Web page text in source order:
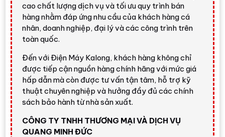
C5 nổi bật hơn nhờα9 AI Processor 4K Gen8
OLED Dynamic Tone Mapping Pro, AI Picture Pro
và âm thanh40W 2.2 kênh.
AI Super Upscaling 4K, Dolby Vision/HDR10/HLG,
FILMMAKER MODE™, Pixel Dimming, OLED
Motion, 4 HDMI hỗ trợ 4K 120Hz, VRR lên tới
144Hz, G-Sync, FreeSync, Dolby Atmos, AI Sound
Apple AirPlay và Wi-Fi 6.
cao chất lượng dịch vụ và tối ưu quy trình bán
hàng nhằm đáp ứng nhu cầu của khách hàng cá
nhân, doanh nghiệp, đại lý và các công trình trên
toàn quốc.
Đến với Điện Máy Kalong, khách hàng không chỉ
được tiếp cận nguồn hàng chính hãng với mức giá
hấp dẫn mà còn được tư vấn tận tâm, hỗ trợ kỹ
thuật chuyên nghiệp và hưởng đầy đủ các chính
sách bảo hành từ nhà sản xuất.
CÔNG TY TNHH THƯƠNG MẠI VÀ DỊCH VỤ
QUANG MINH ĐỨC